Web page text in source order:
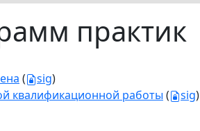
практик
( sig)
квалификационной работы ( sig)